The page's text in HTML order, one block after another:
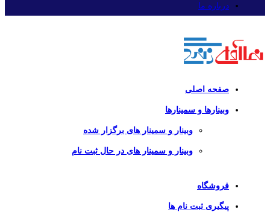
درباره ما
صفحه اصلی
وبینارها و سمینارها
وبینار و سمینار های برگزار شده
وبینار و سمینار های در حال ثبت نام
فروشگاه
پیگیری ثبت نام ها